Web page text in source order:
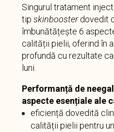
Singurul tratament
tip skinbooster dovedit
îmbunătățește 6
calității pielii, oferind în
profundă cu rezultate
luni.
Performanță de
aspecte esențiale ale
eficiență dovedită
calității pielii pentru